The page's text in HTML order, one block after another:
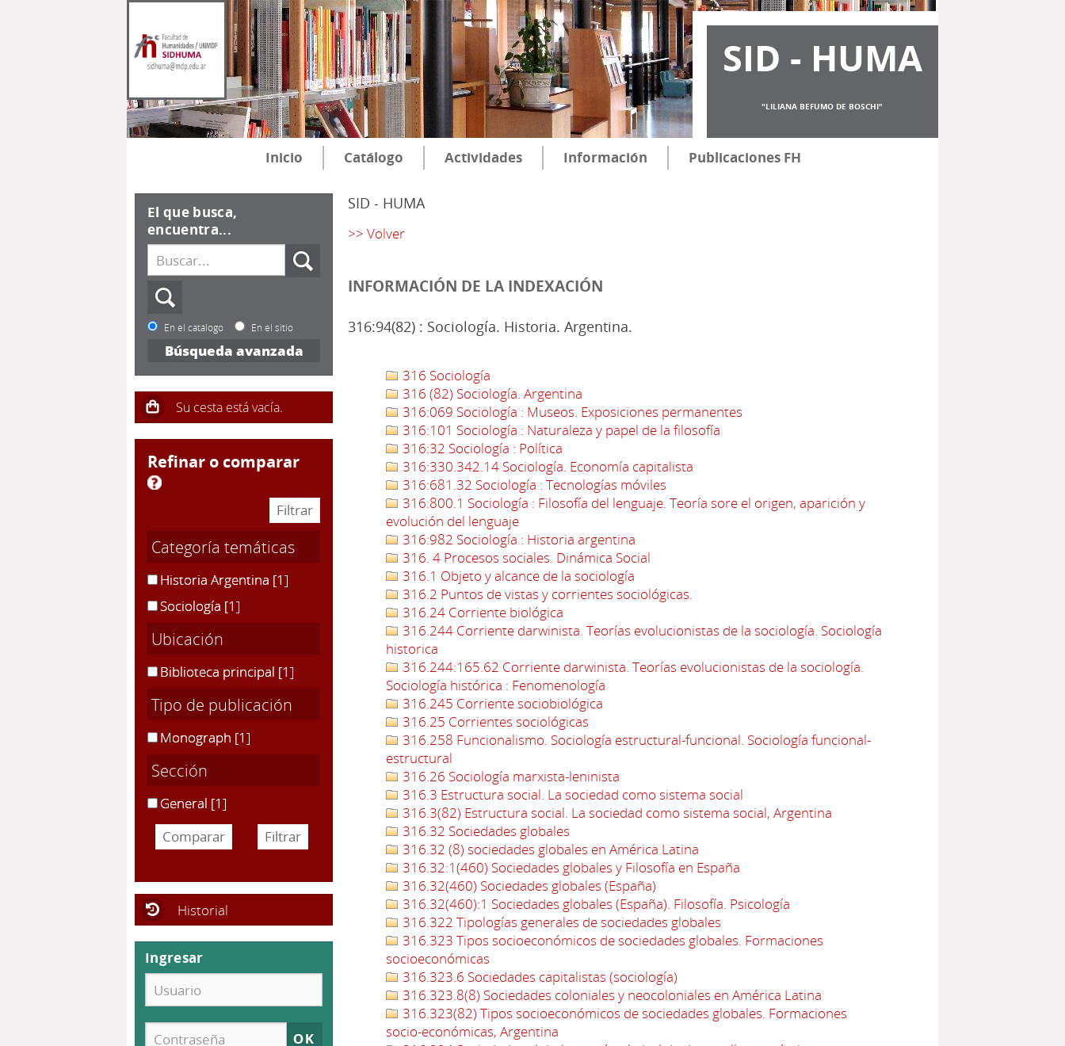
SID - HUMA
"LILIANA BEFUMO DE BOSCHI"
Inicio Catálogo Actividades Información Publicaciones FH
SID - HUMA
>> Volver
INFORMACIÓN DE LA INDEXACIÓN
316:94(82) : Sociología. Historia. Argentina.
316 Sociología
316 (82) Sociología. Argentina
316:069 Sociología : Museos. Exposiciones permanentes
316:101 Sociología : Naturaleza y papel de la filosofía
316:32 Sociología : Política
316:330.342.14 Sociología. Economía capitalista
316:681.32 Sociología : Tecnologías móviles
316:800.1 Sociología : Filosofía del lenguaje. Teoría sore el origen, aparición y
evolución del lenguaje
316:982 Sociología : Historia argentina
316. 4 Procesos sociales. Dinámica Social
316.1 Objeto y alcance de la sociología
316.2 Puntos de vistas y corrientes sociológicas.
316.24 Corriente biológica
316.244 Corriente darwinista. Teorías evolucionistas de la sociología. Sociología
historica
316.244:165.62 Corriente darwinista. Teorías evolucionistas de la sociología.
Sociología histórica : Fenomenología
316.245 Corriente sociobiológica
316.25 Corrientes sociológicas
316.258 Funcionalismo. Sociología estructural-funcional. Sociología funcional-
estructural
316.26 Sociología marxista-leninista
316.3 Estructura social. La sociedad como sistema social
316.3(82) Estructura social. La sociedad como sistema social, Argentina
316.32 Sociedades globales
316.32 (8) sociedades globales en América Latina
316.32:1(460) Sociedades globales y Filosofía en España
316.32(460) Sociedades globales (España)
316.32(460):1 Sociedades globales (España). Filosofía. Psicología
316.322 Tipologías generales de sociedades globales
316.323 Tipos socioeconómicos de sociedades globales. Formaciones
socioeconómicas
316.323.6 Sociedades capitalistas (sociología)
316.323.8(8) Sociedades coloniales y neocoloniales en América Latina
316.323(82) Tipos socioeconómicos de sociedades globales. Formaciones
socio-económicas, Argentina
El que busca,
encuentra...
En el catálogo En el sitio
Búsqueda avanzada
refinar o comparar
Categoría temáticas
Historia Argentina [1]
Sociología [1]
Ubicación
Biblioteca principal [1]
Tipo de publicación
Monograph [1]
Sección
General [1]
Historial
Ingresar